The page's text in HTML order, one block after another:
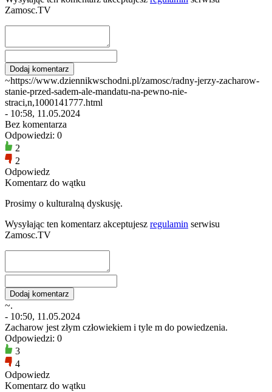
Zamosc.TV
~https://www.dziennikwschodni.pl/zamosc/radny-jerzy-zacharow-
stanie-przed-sadem-ale-mandatu-na-pewno-nie-
straci,n,1000141777.html
- 10:58, 11.05.2024
Bez komentarza
Odpowiedzi: 0
2
2
Odpowiedz
Komentarz do wątku
Prosimy o kulturalną dyskusję.
Wysyłając ten komentarz akceptujesz regulamin serwisu
Zamosc.TV
~.
- 10:50, 11.05.2024
Zacharow jest złym człowiekiem i tyle m do powiedzenia.
Odpowiedzi: 0
3
4
Odpowiedz
Komentarz do wątku